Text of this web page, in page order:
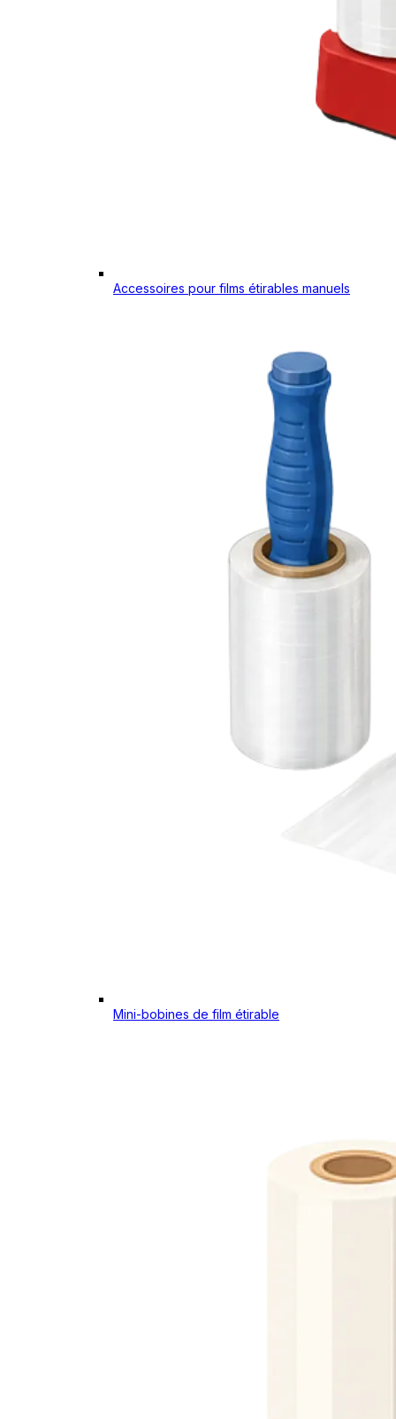
Accessoires pour films étirables manuels
Mini-bobines de film étirable